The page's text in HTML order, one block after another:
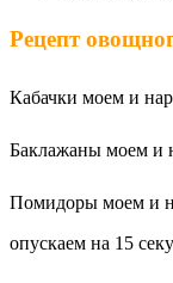
Рецепт
Кабачки моем и
Баклажаны моем и
Помидоры моем и
опускаем на 15